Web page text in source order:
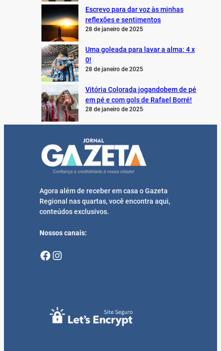
Escrevo para dar voz às minhas
reflexões e sentimentos
28 de janeiro de 2025
Uma goleada para lavar a alma: 4 x
0!
28 de janeiro de 2025
Vitória Colorada jogandobem de pé
em pé e com gols de Rafael Borré!
28 de janeiro de 2025
Agora além de receber em casa o Gazeta
Regional nas quartas, você encontra aqui,
conteúdos exclusivos.
Nossos canais:
Facebook Instagram